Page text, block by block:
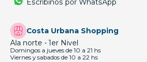
Escribinos por WhatsApp
Costa Urbana Shopping
Ala norte - 1er Nivel
Domingos a jueves de 10 a 21 hs
Viernes y sabados de 10 a 22 hs